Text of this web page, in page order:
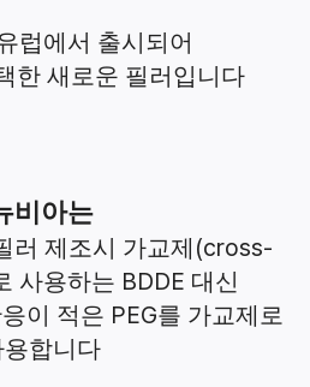
럽에서 출시되어
한 새로운 필러입니다
비아는
러 제조시 가교제 (cross-
사용하는 BDDE 대신
이 적은 PEG를 가교제로
용합니다